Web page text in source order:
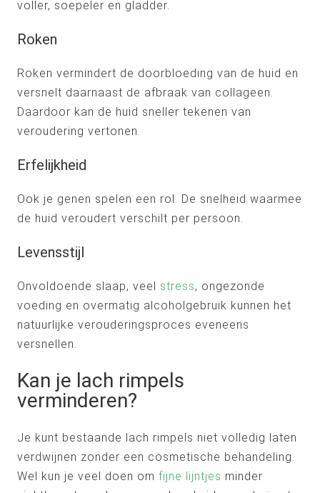
voller, soepeler en gladder.
Roken
Roken vermindert de doorbloeding van de huid en
versnelt daarnaast de afbraak van collageen.
Daardoor kan de huid sneller tekenen van
veroudering vertonen.
Erfelijkheid
Ook je genen spelen een rol. De snelheid waarmee
de huid veroudert verschilt per persoon.
Levensstijl
Onvoldoende slaap, veel stress, ongezonde
voeding en overmatig alcoholgebruik kunnen het
natuurlijke verouderingsproces eveneens
versnellen.
Kan je lach rimpels
verminderen?
Je kunt bestaande lach rimpels niet volledig laten
verdwijnen zonder een cosmetische behandeling.
Wel kun je veel doen om fijne lijntjes minder